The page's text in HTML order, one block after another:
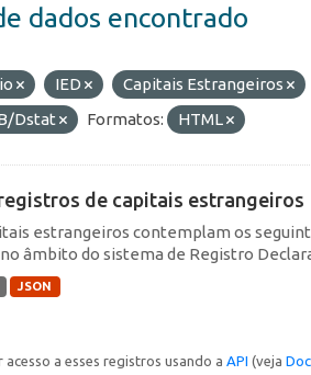
dados encontrado
IED Capitais Estrangeiros
Dstat Formatos: HTML
de capitais estrangeiros
estrangeiros contemplam os
âmbito do sistema de Registro
JSON
a esses registros usando a API (veja